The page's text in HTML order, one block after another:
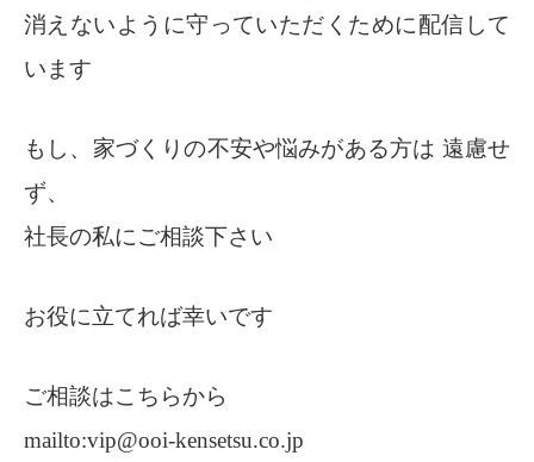
消えないように守っていただくために配信して
います
もし、家づくりの不安や悩みがある方は 遠慮せ
ず、
社長の私にご相談下さい
お役に立てれば幸いです
ご相談はこちらから
mailto:vip@ooi-kensetsu.co.jp